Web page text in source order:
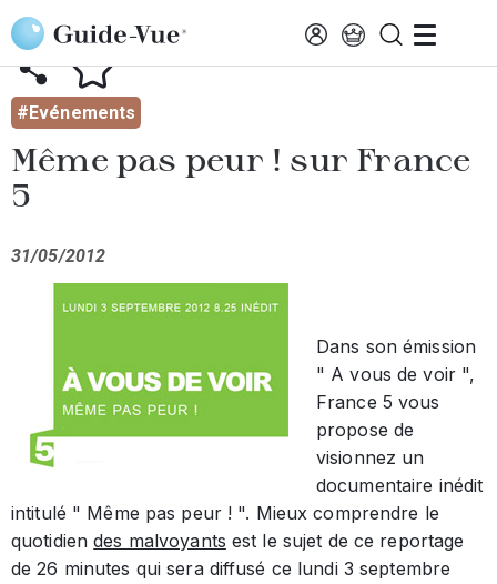
Aller au contenu principal
AFFICHER TOUTES LES ACTUALITÉS
#Evénements
Même pas peur ! sur France
5
31/05/2012
Dans son émission
" A vous de voir ",
France 5 vous
propose de
visionnez un
documentaire inédit
intitulé " Même pas peur ! ". Mieux comprendre le
quotidiendes malvoyants est le sujet de ce reportage
de 26 minutes qui sera diffusé ce lundi 3 septembre